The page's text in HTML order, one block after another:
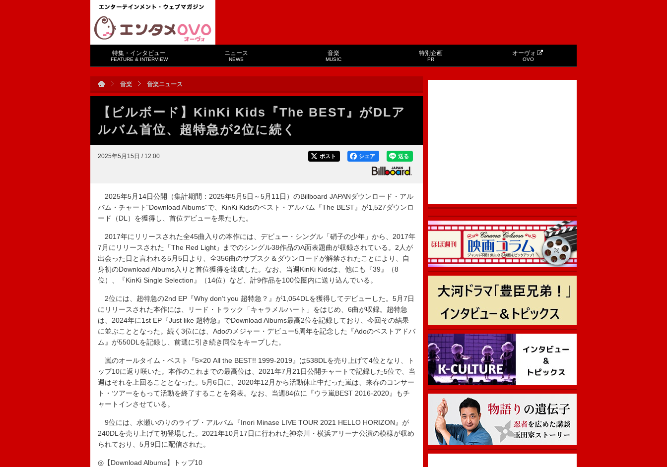
特集・インタビュー
FEATURE & INTERVIEW
ニュース
NEWS
音楽
MUSIC
特別企画
PR
オーヴォ
OVO
音楽 音楽ニュース
【ビルボード】KinKi Kids『The BEST』がDLア
ルバム首位、超特急が2位に続く
2025年5月15日 / 12:00 送る
シェア
ポスト
2025年5月14日公開（集計期間：2025年5月5日～5月11日）のBillboard JAPANダウンロード・アル
バム・チャート“Download Albums”で、KinKi Kidsのベスト・アルバム『The BEST』が1,527ダウンロ
ード（DL）を獲得し、首位デビューを果たした。
2017年にリリースされた全45曲入りの本作には、デビュー・シングル「硝子の少年」から、2017年
7月にリリースされた「The Red Light」までのシングル38作品のA面表題曲が収録されている。2人が
出会った日と言われる5月5日より、全356曲のサブスク＆ダウンロードが解禁されたことにより、自
身初のDownload Albums入りと首位獲得を達成した。なお、当週KinKi Kidsは、他にも『39』（8
位）、『KinKi Single Selection』（14位）など、計9作品を100位圏内に送り込んでいる。
2位には、超特急の2nd EP『Why don’t you 超特急？』が1,054DLを獲得してデビューした。5月7日
にリリースされた本作には、リード・トラック「キャラメルハート」をはじめ、6曲が収録。超特急
は、2024年に1st EP『Just like 超特急』でDownload Albums最高2位を記録しており、今回その結果
に並ぶこととなった。続く3位には、Adoのメジャー・デビュー5周年を記念した『Adoのベストアドバ
ム』が550DLを記録し、前週に引き続き同位をキープした。
嵐のオールタイム・ベスト『5×20 All the BEST!! 1999-2019』は538DLを売り上げて4位となり、ト
ップ10に返り咲いた。本作のこれまでの最高位は、2021年7月21日公開チャートで記録した5位で、当
週はそれを上回ることとなった。5月6日に、2020年12月から活動休止中だった嵐は、来春のコンサー
ト・ツアーをもって活動を終了することを発表。なお、当週84位に『ウラ嵐BEST 2016-2020』もチ
ャートインさせている。
9位には、水瀬いのりのライブ・アルバム『Inori Minase LIVE TOUR 2021 HELLO HORIZON』が
240DLを売り上げて初登場した。2021年10月17日に行われた神奈川・横浜アリーナ公演の模様が収め
られており、5月9日に配信された。
◎【Download Albums】トップ10